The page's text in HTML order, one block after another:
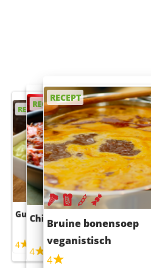
RECEPT
Guacamole
4
RECEPT
Chili con carne
4
RECEPT
Bruine bonensoep
veganistisch
4
RECEPT
Sushi rijstsalade
maaltijdsalade
RECEPT
4